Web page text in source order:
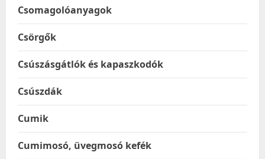
Csomagolóanyagok
Csörgők
Csúszásgátlók és kapaszkodók
Csúszdák
Cumik
Cumimosó, üvegmosó kefék